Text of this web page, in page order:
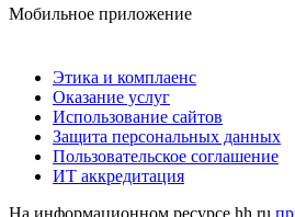
Мобильное приложение
Этика и комплаенс
Оказание услуг
Использование сайтов
Защита персональных данных
Пользовательское соглашение
ИТ аккредитация
На информационном ресурсе hh.ru